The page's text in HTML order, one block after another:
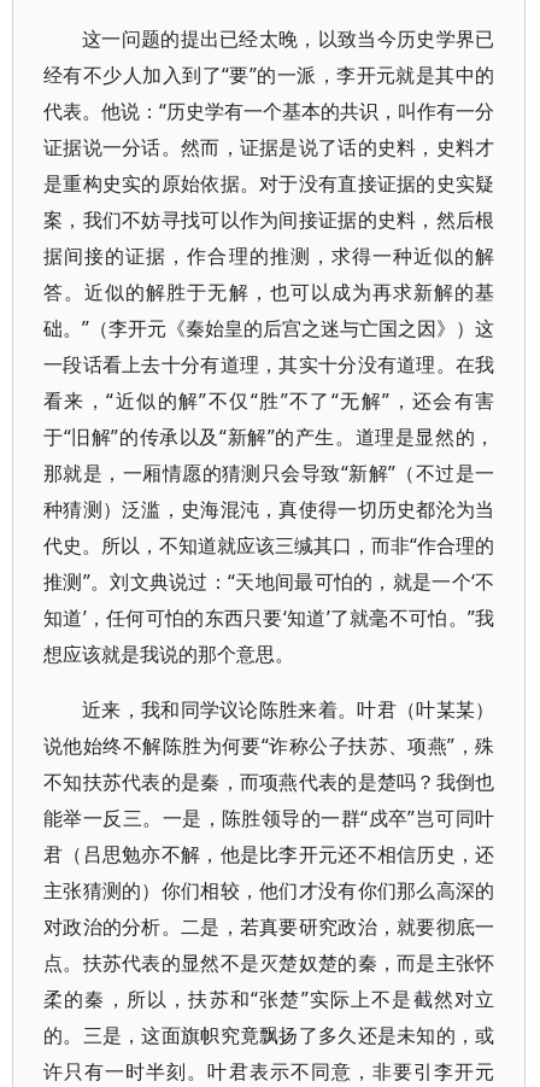
这一问题的提出已经太晚，以致当今历史学界已
经有不少人加入到了“要”的一派，李开元就是其中的
代表。他说：“历史学有一个基本的共识，叫作有一分
证据说一分话。然而，证据是说了话的史料，史料才
是重构史实的原始依据。对于没有直接证据的史实疑
案，我们不妨寻找可以作为间接证据的史料，然后根
据间接的证据，作合理的推测，求得一种近似的解
答。近似的解胜于无解，也可以成为再求新解的基
础。”（李开元《秦始皇的后宫之迷与亡国之因》）这
一段话看上去十分有道理，其实十分没有道理。在我
看来，“近似的解”不仅“胜”不了“无解”，还会有害
于“旧解”的传承以及“新解”的产生。道理是显然的，
那就是，一厢情愿的猜测只会导致“新解”（不过是一
种猜测）泛滥，史海混沌，真使得一切历史都沦为当
代史。所以，不知道就应该三缄其口，而非“作合理的
推测”。刘文典说过：“天地间最可怕的，就是一个‘不
知道’，任何可怕的东西只要‘知道’了就毫不可怕。”我
想应该就是我说的那个意思。
近来，我和同学议论陈胜来着。叶君（叶某某）
说他始终不解陈胜为何要“诈称公子扶苏、项燕”，殊
不知扶苏代表的是秦，而项燕代表的是楚吗？我倒也
能举一反三。一是，陈胜领导的一群“戍卒”岂可同叶
君（吕思勉亦不解，他是比李开元还不相信历史，还
主张猜测的）你们相较，他们才没有你们那么高深的
对政治的分析。二是，若真要研究政治，就要彻底一
点。扶苏代表的显然不是灭楚奴楚的秦，而是主张怀
柔的秦，所以，扶苏和“张楚”实际上不是截然对立
的。三是，这面旗帜究竟飘扬了多久还是未知的，或
许只有一时半刻。叶君表示不同意，非要引李开元